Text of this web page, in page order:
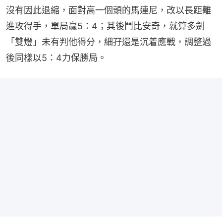
沒有因此退縮，面對高一個頭的馬連尼，改以長距離
進攻得手，單局贏5：4；其後鬥比安奇，就算多劍
「雙燈」未有判他得分，細孖還是沉着應戰，調整過
後同樣以5：4力保勝局。